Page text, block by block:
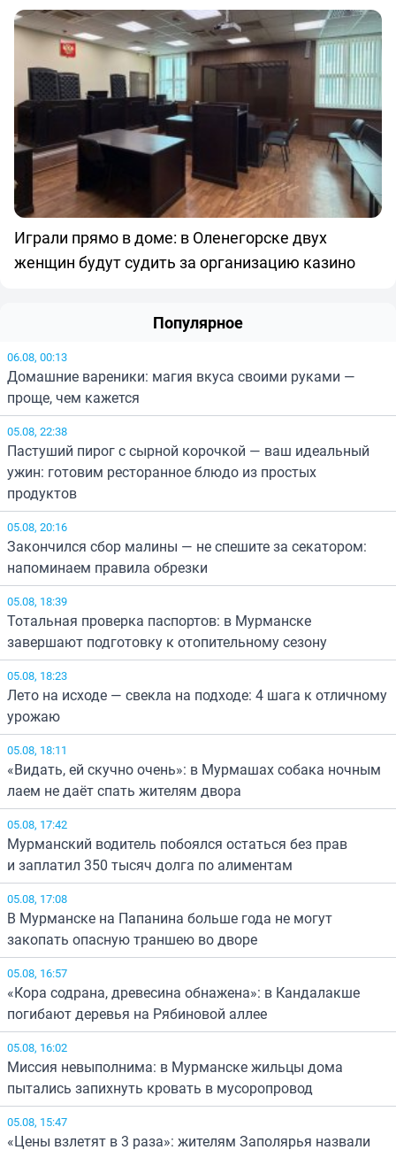
Играли прямо в доме: в Оленегорске двух
женщин будут судить за организацию казино
Популярное
06.08, 00:13
Домашние вареники: магия вкуса своими руками —
проще, чем кажется
05.08, 22:38
Пастуший пирог с сырной корочкой — ваш идеальный
ужин: готовим ресторанное блюдо из простых
продуктов
05.08, 20:16
Закончился сбор малины — не спешите за секатором:
напоминаем правила обрезки
05.08, 18:39
Тотальная проверка паспортов: в Мурманске
завершают подготовку к отопительному сезону
05.08, 18:23
Лето на исходе — свекла на подходе: 4 шага к отличному
урожаю
05.08, 18:11
«Видать, ей скучно очень»: в Мурмашах собака ночным
лаем не даёт спать жителям двора
05.08, 17:42
Мурманский водитель побоялся остаться без прав
и заплатил 350 тысяч долга по алиментам
05.08, 17:08
В Мурманске на Папанина больше года не могут
закопать опасную траншею во дворе
05.08, 16:57
«Кора содрана, древесина обнажена»: в Кандалакше
погибают деревья на Рябиновой аллее
05.08, 16:02
Миссия невыполнима: в Мурманске жильцы дома
пытались запихнуть кровать в мусоропровод
05.08, 15:47
«Цены взлетят в 3 раза»: жителям Заполярья назвали